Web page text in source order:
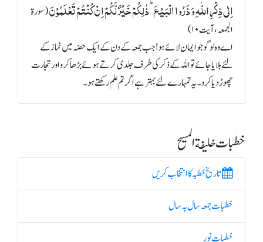
اِلٰی ذِکۡرِ اللّٰہِ وَ ذَرُوا الۡبَیۡعَ ؕ ذٰلِکُمۡ خَیۡرٌ لَّکُمۡ اِنۡ کُنۡتُمۡ تَعۡلَمُوۡنَ(سورة
الجمعہ، آیت ۱۰)
اے وہ لوگو جو ایمان لائے ہو! جب جمعہ کے دن کے ایک حصّہ میں نماز کے
لئے بلایا جائے تو اللہ کے ذکر کی طرف جلدی کرتے ہوئے بڑھا کرو اور تجارت
چھوڑ دیا کرو۔ یہ تمہارے لئے بہتر ہے اگر تم علم رکھتے ہو۔
خطبات خلیفة المسیح
تاریخ خطبہ کا انتخاب کریں
خطبات جمعہ سال بہ سال
خطبات نور